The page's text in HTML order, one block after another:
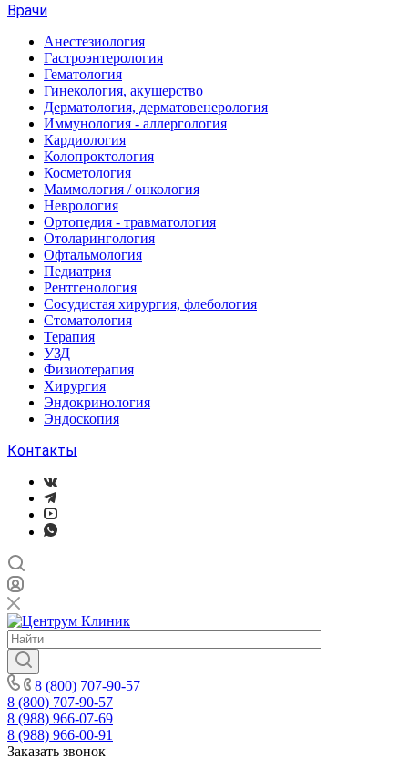
Врачи
Анестезиология
Гастроэнтерология
Гематология
Гинекология, акушерство
Дерматология, дерматовенерология
Иммунология - аллергология
Кардиология
Колопроктология
Косметология
Маммология / онкология
Неврология
Ортопедия - травматология
Отоларингология
Офтальмология
Педиатрия
Рентгенология
Сосудистая хирургия, флебология
Стоматология
Терапия
УЗД
Физиотерапия
Хирургия
Эндокринология
Эндоскопия
Контакты
8 (800) 707-90-57
8 (800) 707-90-57
8 (988) 966-07-69
8 (988) 966-00-91
Заказать звонок